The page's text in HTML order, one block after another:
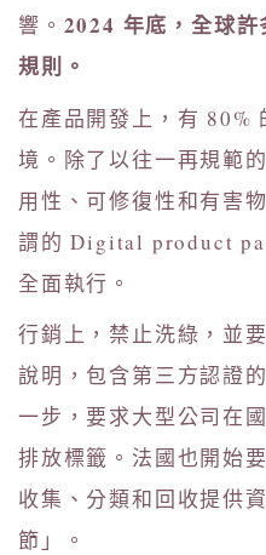
響。 2024 年底，全球
規則。
在產品開發上，有 80%
境。除了以往一再規範
用性、可修復性和有害
謂的 Digital product
全面執行。
行銷上，禁止洗綠，並
說明，包含第三方認證
一步，要求大型公司在
排放標籤。法國也開始
收集、分類和回收提供
節」。